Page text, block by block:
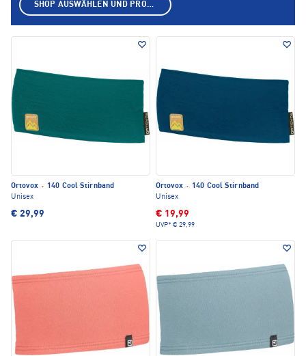
Ortovox · 140 Cool Stirnband
Unisex
€ 29,99
Ortovox · 140 Cool Stirnband
Unisex
€ 19,99
UVP* € 29,99
SHOP AUSWÄHLEN UND PRODUKTE ANZEIGEN